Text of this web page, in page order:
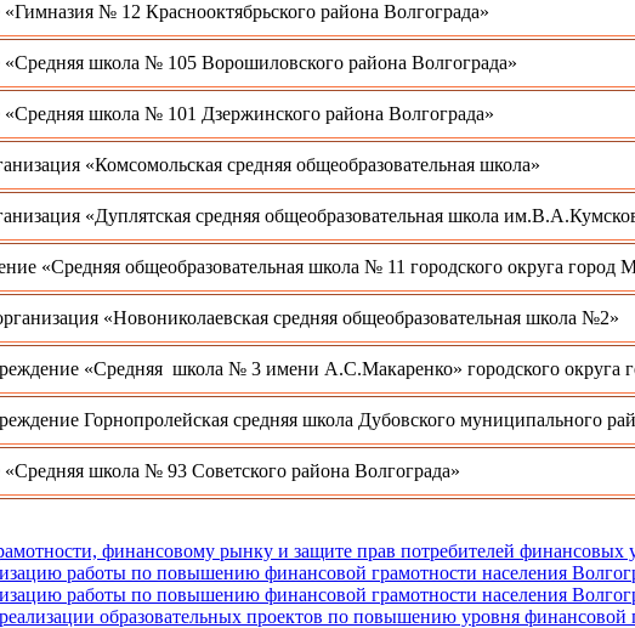
№ 12 Краснооктябрьского района Волгограда»
школа № 105 Ворошиловского района Волгограда»
школа № 101 Дзержинского района Волгограда»
«Комсомольская средняя общеобразовательная школа»
«Дуплятская средняя общеобразовательная школа
«Средняя общеобразовательная школа № 11 городского округа город
«Новониколаевская средняя общеобразовательная школа №2»
«Средняя школа № 3 имени А.С.Макаренко» городского округа
Горнопролейская средняя школа Дубовского муниципального
школа № 93 Советского района Волгограда»
финансовому рынку и защите прав потребителей финансовых
работы по повышению финансовой грамотности населения
работы по повышению финансовой грамотности населения
образовательных проектов по повышению уровня финансовой